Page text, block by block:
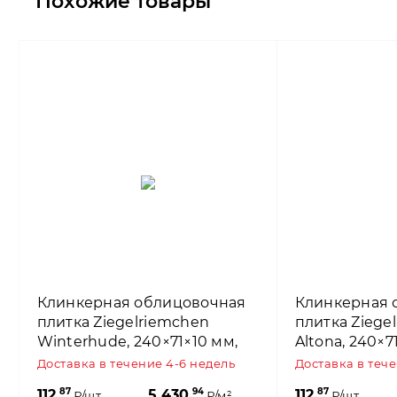
Клинкерная облицовочная
плитка Ziegelriemchen
Winterhude, 240×71×10 мм,
ABC Klinkergruppe
Доставка в течение 4-6 недель
87 94
Клинкерная
плитка
Altona,
Доставка в
87